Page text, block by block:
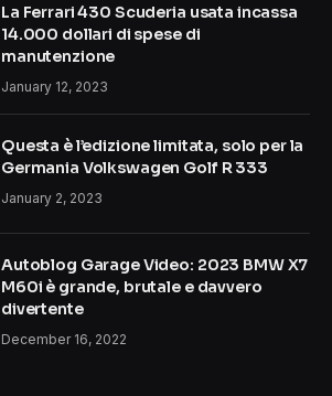
La Ferrari 430 Scuderia usata incassa
14.000 dollari di spese di
manutenzione
January 12, 2023
Questa è l’edizione limitata, solo per la
Germania Volkswagen Golf R 333
January 2, 2023
Autoblog Garage Video: 2023 BMW X7
M60i è grande, brutale e davvero
divertente
December 16, 2022